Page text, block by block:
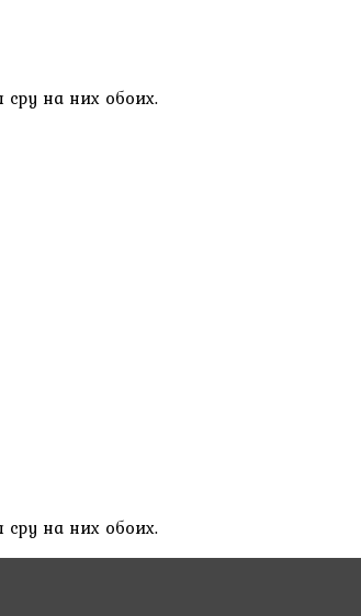
сру на них обоих.
сру на них обоих.